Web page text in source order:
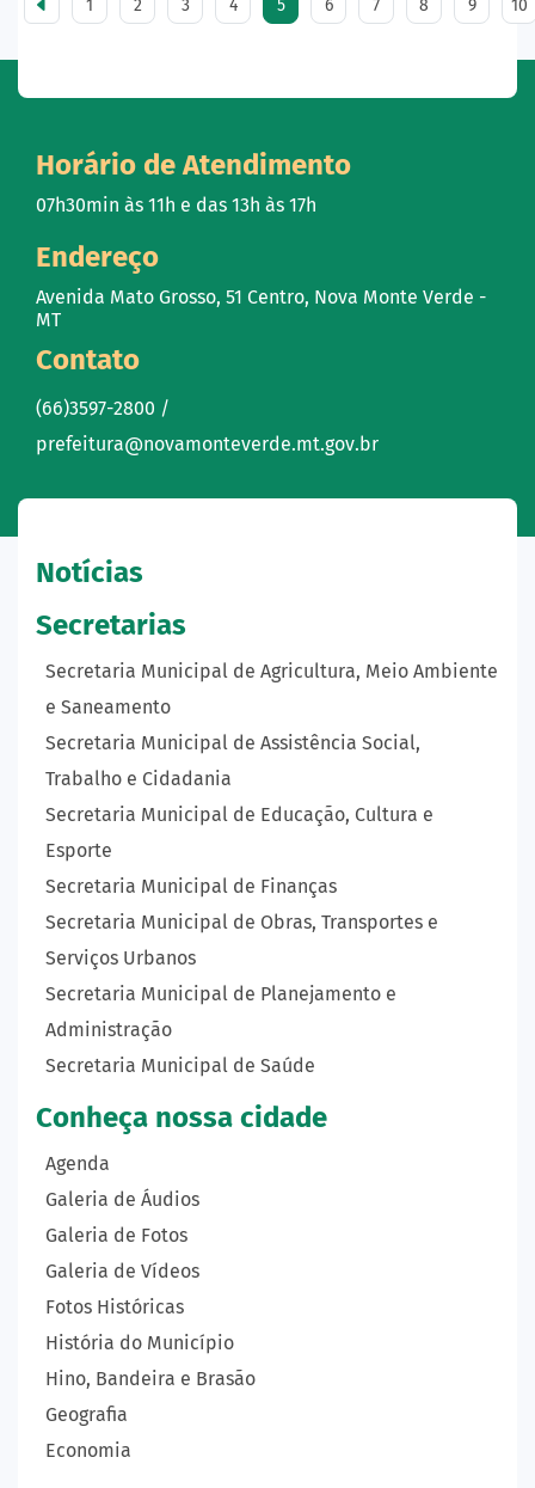
1 2 3 4 5 6 7 8 9 10
Horário de Atendimento
07h30min às 11h e das 13h às 17h
Endereço
Avenida Mato Grosso, 51 Centro, Nova Monte Verde -
MT
Contato
(66)3597-2800 /
prefeitura@novamonteverde.mt.gov.br
Notícias
Secretarias
Secretaria Municipal de Agricultura, Meio Ambiente
e Saneamento
Secretaria Municipal de Assistência Social,
Trabalho e Cidadania
Secretaria Municipal de Educação, Cultura e
Esporte
Secretaria Municipal de Finanças
Secretaria Municipal de Obras, Transportes e
Serviços Urbanos
Secretaria Municipal de Planejamento e
Administração
Secretaria Municipal de Saúde
Conheça nossa cidade
Agenda
Galeria de Áudios
Galeria de Fotos
Galeria de Vídeos
Fotos Históricas
História do Município
Hino, Bandeira e Brasão
Geografia
Economia